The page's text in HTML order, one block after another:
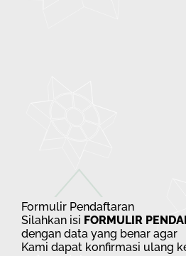
Formulir Pendaftaran
Silahkan isi FORMULIR
dengan data yang benar agar
Kami dapat konfirmasi ulang